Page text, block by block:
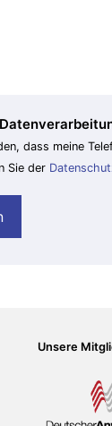
dass meine
Sie der
Unsere